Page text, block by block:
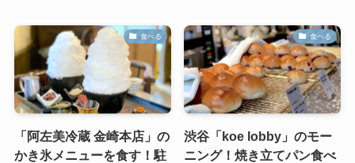
食べる
「阿左美冷蔵 金崎本店」の
かき氷メニューを食す！駐
食べる
渋谷「koe lobby」のモー
ニング！焼き立てパン食べ